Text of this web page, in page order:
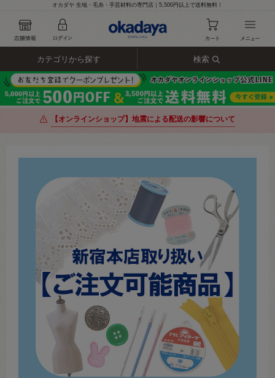
オカダヤ 生地・毛糸・手芸材料の専門店｜5,500円以上で送料無料！
カテゴリから探す 検索
【オンラインショップ】地震による配送の影響について